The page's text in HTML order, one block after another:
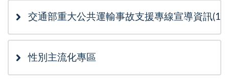
交通部重大公共運輸事故支援專線宣導資訊
性別主流化專區